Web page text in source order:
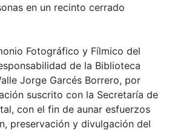
en un recinto cerrado
Fotográfico y Fílmico del
de la Biblioteca
Jorge Garcés Borrero, por
suscrito con la Secretaría de
con el fin de aunar esfuerzos
preservación y divulgación del